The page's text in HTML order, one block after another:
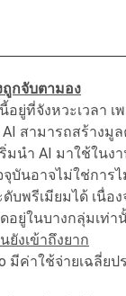
กจับตามอง
ยู่ที่จังหวะเวลา เ
AI สามารถสร้าง
นำ AI มาใช้ในง
นอาจไม่ใช่การ
บพรีเมียมได้ เนื่
อยู่ในบางกลุ่มเท่า
ยังเข้าถึงยาก
มีค่าใช้จ่ายเฉลี่ย